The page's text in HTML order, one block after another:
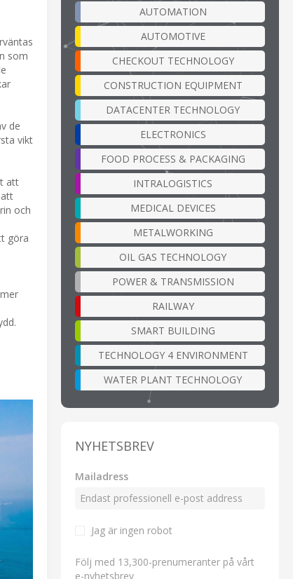
som
de
vikt
att
och
göra
AUTOMATION
AUTOMOTIVE
CHECKOUT TECHNOLOGY
CONSTRUCTION EQUIPMENT
DATACENTER TECHNOLOGY
ELECTRONICS
FOOD PROCESS & PACKAGING
INTRALOGISTICS
MEDICAL DEVICES
METALWORKING
OIL GAS TECHNOLOGY
POWER & TRANSMISSION
RAILWAY
SMART BUILDING
TECHNOLOGY 4 ENVIRONMENT
WATER PLANT TECHNOLOGY
NYHETSBREV
Mailadress
Jag är ingen robot
Följ med 13,300-prenumeranter på vårt
e-nyhetsbrev